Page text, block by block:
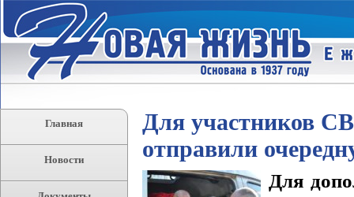
Главная
Новости
Для участников
отправили
Для